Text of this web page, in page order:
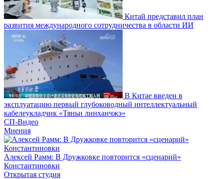
Китай представил план
развития международного сотрудничества в области ИИ
В Китае введен в
эксплуатацию первый глубоководный интеллектуальный
кабелеукладчик «Тяньи линханчжэ»
СП-Видео
Мнения
Алексей Рамм: В Дружковке повторится «сценарий»
Константиновки
Открытая студия